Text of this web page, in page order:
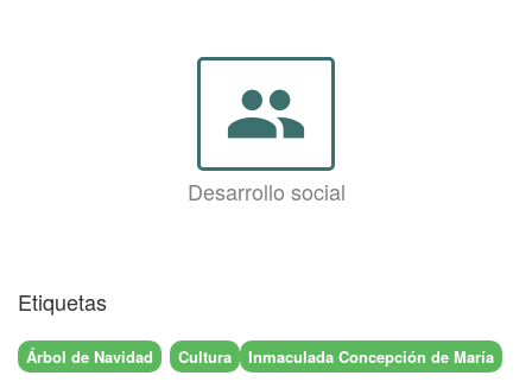
group
Desarrollo social
Etiquetas
Árbol de Navidad Cultura Inmaculada Concepción de María